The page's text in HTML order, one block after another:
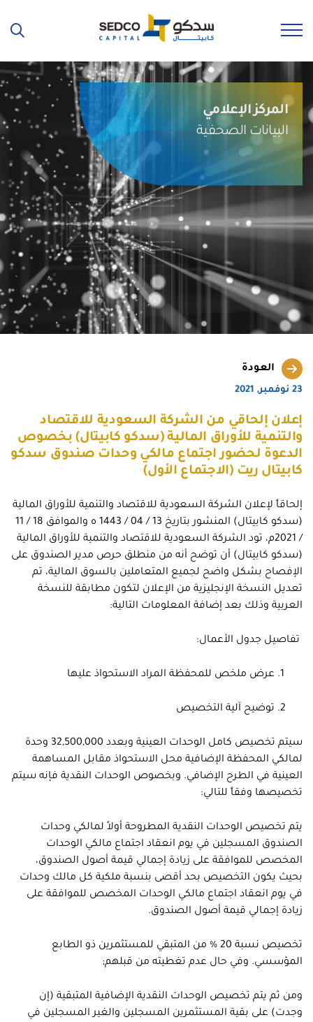
المركز الإعلامي
البيانات الصحفية
العودة
23 نوفمبر, 2021
إعلان إلحاقي من الشركة السعودية للاقتصاد
والتنمية للأوراق المالية (سدكو كابيتال) بخصوص
الدعوة لحضور اجتماع مالكي وحدات صندوق سدكو
كابيتال ريت (الاجتماع الأول)
إلحاقاً لإعلان الشركة السعودية للاقتصاد والتنمية للأوراق المالية
(سدكو كابيتال) المنشور بتاريخ 13 / 04 / 1443 ه والموافق 18 / 11
/ 2021م، تود الشركة السعودية للاقتصاد والتنمية للأوراق المالية
(سدكو كابيتال) أن توضح أنه من منطلق حرص مدير الصندوق على
الإفصاح بشكل واضح لجميع المتعاملين بالسوق المالية، تم
تعديل النسخة الإنجليزية من الإعلان لتكون مطابقة للنسخة
العربية وذلك بعد إضافة المعلومات التالية:
تفاصيل جدول الأعمال:
عرض ملخص للمحفظة المراد الاستحواذ عليها
توضيح آلية التخصيص
سيتم تخصيص كامل الوحدات العينية وبعدد 32,500,000 وحدة
لمالكي المحفظة الإضافية محل الاستحواذ مقابل المساهمة
العينية في الطرح الإضافي. وبخصوص الوحدات النقدية فإنه سيتم
تخصيصها وفقاً للتالي:
يتم تخصيص الوحدات النقدية المطروحة أولاً لمالكي وحدات
الصندوق المسجلين في يوم انعقاد اجتماع مالكي الوحدات
المخصص للموافقة على زيادة إجمالي قيمة أصول الصندوق،
بحيث يكون التخصيص بحد أقصى بنسبة ملكية كل مالك وحدات
في يوم انعقاد اجتماع مالكي الوحدات المخصص للموافقة على
زيادة إجمالي قيمة أصول الصندوق.
تخصيص نسبة 20 % من المتبقي للمستثمرين ذو الطابع
المؤسسي. وفي حال عدم تغطيته من قبلهم;
ومن ثم يتم تخصيص الوحدات النقدية الإضافية المتبقية (إن
وجدت) على بقية المستثمرين المسجلين والغير المسجلين في